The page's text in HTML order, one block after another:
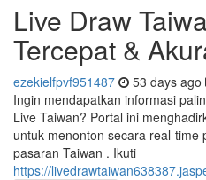
Live Draw
Tercepat &
ezekielfpvf951487 53 days ago
Ingin mendapatkan informasi
Live Taiwan? Portal ini
untuk menonton secara real-time
pasaran Taiwan . Ikuti
https://